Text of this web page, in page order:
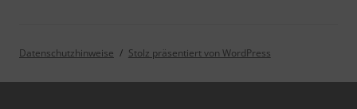
Datenschutzhinweise Stolz präsentiert von WordPress